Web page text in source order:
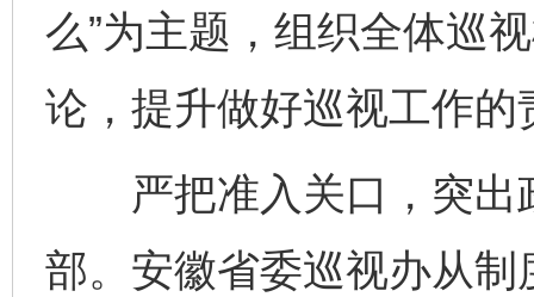
么”为主题，组织全体巡
论，提升做好巡视工作
严把准入关口，突出
部。安徽省委巡视办从